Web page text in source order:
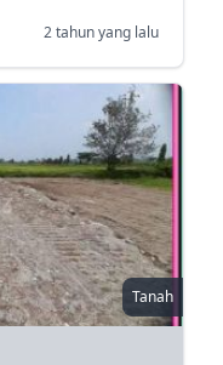
2 tahun yang lalu
Tanah